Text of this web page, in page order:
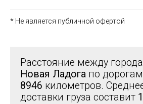
* Не является публичной офертой
Расстояние между
Новая Ладога по
8946 километров.
доставки груза составит